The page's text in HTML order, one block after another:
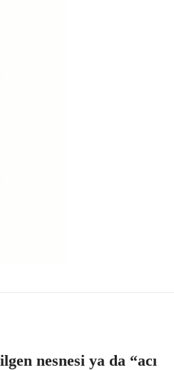
nesnesi ya da “acı